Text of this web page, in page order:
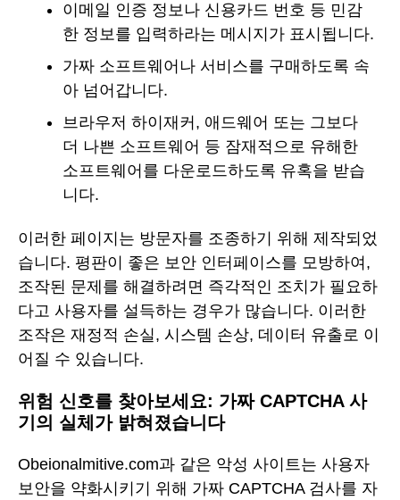
이메일 인증 정보나 신용카드 번호 등 민감
한 정보를 입력하라는 메시지가 표시됩니다.
가짜 소프트웨어나 서비스를 구매하도록 속
아 넘어갑니다.
브라우저 하이재커, 애드웨어 또는 그보다
더 나쁜 소프트웨어 등 잠재적으로 유해한
소프트웨어를 다운로드하도록 유혹을 받습
니다.
이러한 페이지는 방문자를 조종하기 위해 제작되었
습니다. 평판이 좋은 보안 인터페이스를 모방하여,
조작된 문제를 해결하려면 즉각적인 조치가 필요하
다고 사용자를 설득하는 경우가 많습니다. 이러한
조작은 재정적 손실, 시스템 손상, 데이터 유출로 이
어질 수 있습니다.
위험 신호를 찾아보세요: 가짜 CAPTCHA 사
기의 실체가 밝혀졌습니다
Obeionalmitive.com과 같은 악성 사이트는 사용자
보안을 약화시키기 위해 가짜 CAPTCHA 검사를 자